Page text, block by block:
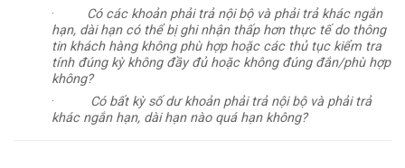
· Có các khoản phải trả nội bộ và phải trả khác ngắn
hạn, dài hạn có thể bị ghi nhận thấp hơn thực tế do thông
tin khách hàng không phù hợp hoặc các thủ tục kiểm tra
tính đúng kỳ không đầy đủ hoặc không đúng đắn/phù hợp
không?
· Có bất kỳ số dư khoản phải trả nội bộ và phải trả
khác ngắn hạn, dài hạn nào quá hạn không?